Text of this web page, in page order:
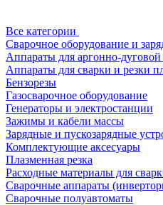
Все категории
Сварочное оборудование и
Аппараты для аргонно-дуговой
Аппараты для сварки и резки
Бензорезы
Газосварочное оборудование
Генераторы и электростанции
Зажимы и кабели массы
Зарядные и пускозарядные
Комплектующие аксесуары
Плазменная резка
Расходные материалы для
Сварочные аппараты
Сварочные полуавтоматы